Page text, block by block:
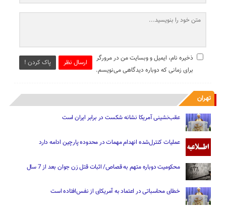
ارسال نظر پاک کردن !
ذخیره نام، ایمیل و وبسایت من در مرورگر
برای زمانی که دوباره دیدگاهی می‌نویسم.
تهران
عقب‌نشینی آمریکا نشانه شکست در برابر ایران است
عملیات کنترل‌شده انهدام مهمات در محدوده پارچین ادامه دارد
محکومیت دوباره متهم به قصاص/ اثبات قتل زن جوان بعد از 7 سال
خطای محاسباتی در اعتماد به آمریکای از نفس‌افتاده است